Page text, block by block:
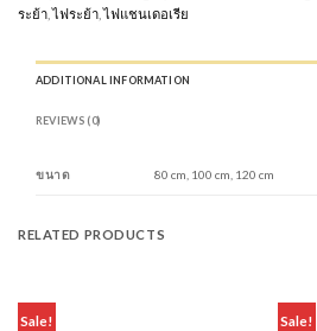
ระย้า ,ไฟระย้า ,ไฟแชนเดอเรีย
ADDITIONAL INFORMATION
REVIEWS (0)
ขนาด 80 cm, 100 cm, 120 cm
RELATED PRODUCTS
Sale! Sale!